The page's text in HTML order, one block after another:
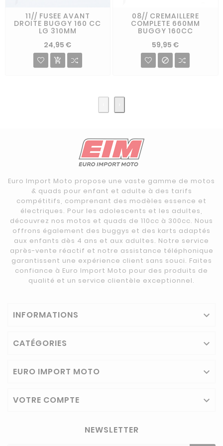
11// FUSEE AVANT
DROITE BUGGY 160 CC
LG 310MM
24,95 €

08// CREMAILLERE
COMPLETE 660MM
BUGGY 160CC
59,95 €

Euro Import Moto propose une vaste gamme de motos
& quads pour enfant et adulte à des tarifs
compétitifs, comprenant des modèles essence et
électriques. Pour les adolescents et les adultes,
découvrez nos motos et quads de 110cc à 300cc. Nous
offrons également des buggys et des karts adaptés
aux enfants dès 4 ans et aux adultes. Notre service
après-vente réactif et notre assistance téléphonique
garantissent une expérience client sans souci. Faites
confiance à Euro Import Moto pour des produits de
qualité et un service clientèle exceptionnel.
INFORMATIONS 
CATÉGORIES 
EURO IMPORT MOTO 
VOTRE COMPTE 
NEWSLETTER